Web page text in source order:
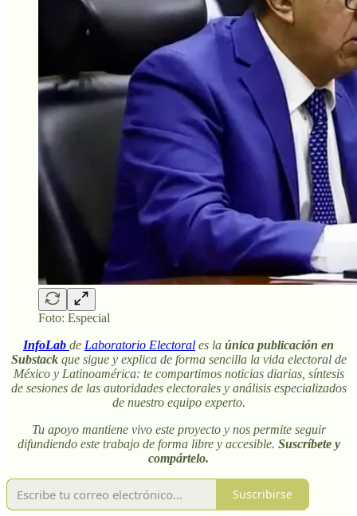
Foto: Especial
InfoLab de Laboratorio Electoral es la única publicación en
Substackque sigue y explica de forma sencilla la vida electoral de
México y Latinoamérica: te compartimos noticias diarias, síntesis
de sesiones de las autoridades electorales y análisis especializados
de nuestro equipo experto.
Tu apoyo mantiene vivo este proyecto y nos permite seguir
difundiendo este trabajo de forma libre y accesible. Suscríbete y
compártelo.
Suscribirse